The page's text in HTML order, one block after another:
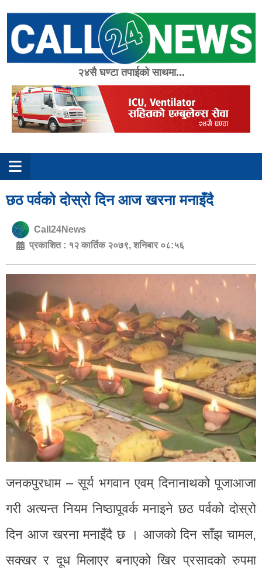
content
२४सै घण्टा तपाईको साथमा...
छठ पर्वको दोस्रो दिन आज खरना मनाइँदै
Call24News
प्रकाशित : १२ कार्तिक २०७९, शनिबार ०८:५६
जनकपुरधाम – सूर्य भगवान एवम् दिनानाथको पूजाआजा
गरी अत्यन्त नियम निष्ठापूवर्क मनाइने छठ पर्वको दोस्रो
दिन आज खरना मनाइँदै छ । आजको दिन साँझ चामल,
सक्खर र दूध मिलाएर बनाएको खिर प्रसादको रुपमा